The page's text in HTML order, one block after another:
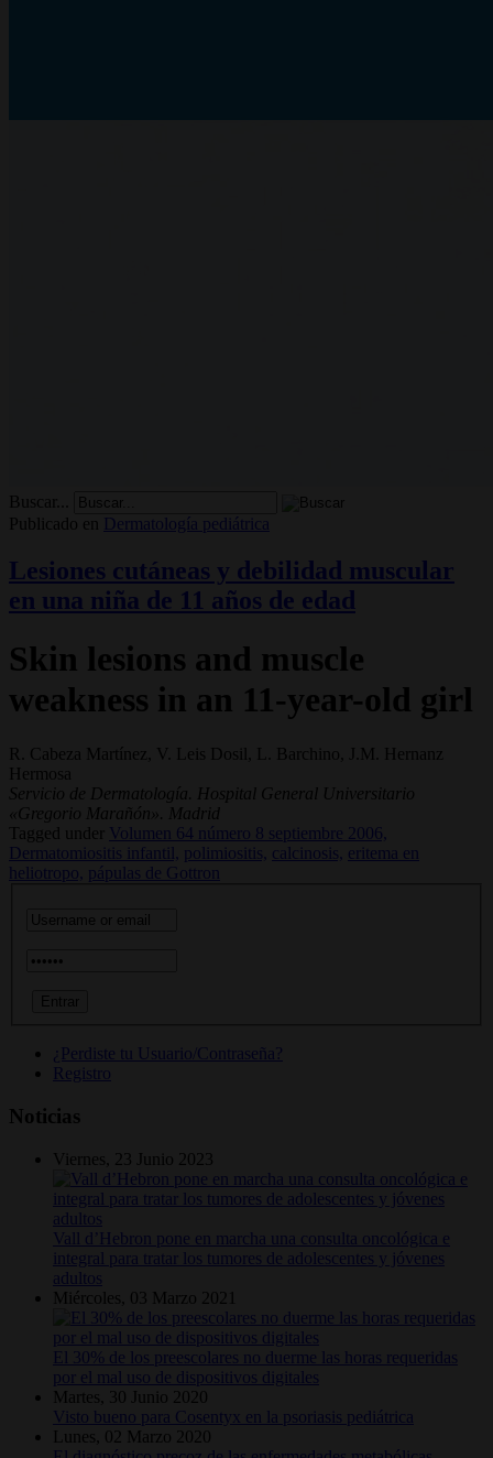
Buscar...
Publicado en
Dermatología pediátrica
Lesiones cutáneas y debilidad muscular
en una niña de 11 años de edad
Skin lesions and muscle
weakness in an 11-year-old girl
R. Cabeza Martínez, V. Leis Dosil, L. Barchino, J.M. Hernanz
Hermosa
Servicio de Dermatología. Hospital General Universitario
«Gregorio Marañón». Madrid
Tagged under
Volumen 64 número 8 septiembre 2006,
Dermatomiositis infantil,
polimiositis, calcinosis, eritema en
heliotropo, pápulas de Gottron
¿Perdiste tu Usuario/Contraseña?
Registro
Noticias
Viernes, 23 Junio 2023
Vall d’Hebron pone en marcha una consulta oncológica e
integral para tratar los tumores de adolescentes y jóvenes
adultos
Miércoles, 03 Marzo 2021
El 30% de los preescolares no duerme las horas requeridas
por el mal uso de dispositivos digitales
Martes, 30 Junio 2020
Visto bueno para Cosentyx en la psoriasis pediátrica
Lunes, 02 Marzo 2020